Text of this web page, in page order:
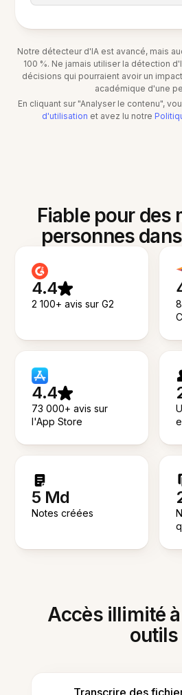
Notre détecteur d'IA est avancé, mais
100 %. Ne jamais utiliser la détection
décisions qui pourraient avoir un
académique d'une
En cliquant sur "Analyser le contenu",
d'utilisation et avez lu notre
Fiable pour des
personnes
4.4
2 100+ avis sur G2
4.4
73 000+ avis sur
l'App Store
5 Md
Notes créées
Accès illimité
outils